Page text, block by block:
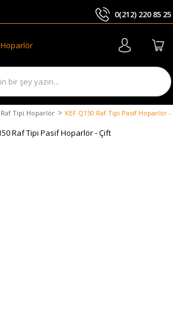
0(212) 220 85 25
Raf Tipi Hoparlör KEF Q150 Raf Tipi Pasif Hoparlör